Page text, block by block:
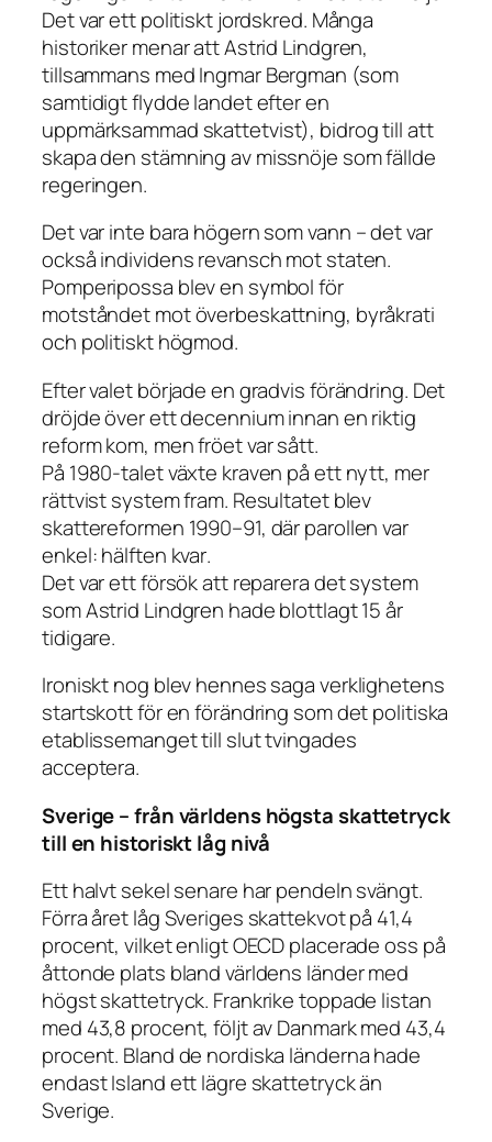
Det var ett politiskt jordskred. Många
historiker menar att Astrid Lindgren,
tillsammans med Ingmar Bergman (som
samtidigt flydde landet efter en
uppmärksammad skattetvist), bidrog till att
skapa den stämning av missnöje som fällde
regeringen.
Det var inte bara högern som vann – det var
också individens revansch mot staten.
Pomperipossa blev en symbol för
motståndet mot överbeskattning, byråkrati
och politiskt högmod.
Efter valet började en gradvis förändring. Det
dröjde över ett decennium innan en riktig
reform kom, men fröet var sått.
På 1980-talet växte kraven på ett nytt, mer
rättvist system fram. Resultatet blev
skattereformen 1990–91, där parollen var
enkel:hälften kvar.
Det var ett försök att reparera det system
som Astrid Lindgren hade blottlagt 15 år
tidigare.
Ironiskt nog blev hennes saga verklighetens
startskott för en förändring som det politiska
etablissemanget till slut tvingades
acceptera.
Sverige – från världens högsta skattetryck
till en historiskt låg nivå
Ett halvt sekel senare har pendeln svängt.
Förra året låg Sveriges skattekvot på 41,4
procent, vilket enligt OECD placerade oss på
åttonde plats bland världens länder med
högst skattetryck. Frankrike toppade listan
med 43,8 procent, följt av Danmark med 43,4
procent. Bland de nordiska länderna hade
endast Island ett lägre skattetryck än
Sverige.